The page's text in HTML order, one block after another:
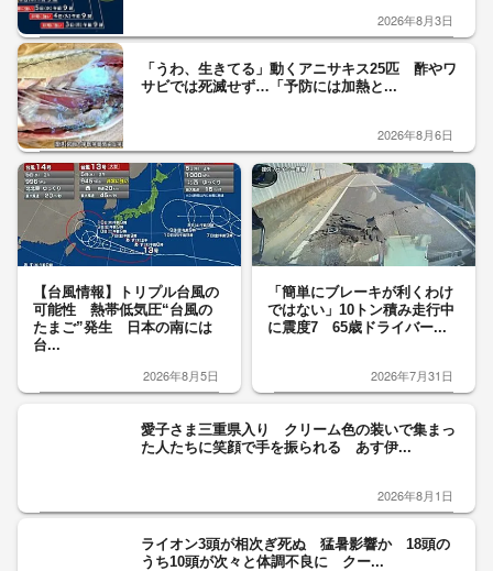
2026年8月3日
「うわ、生きてる」動くアニサキス25匹 酢やワ
サビでは死滅せず…「予防には加熱と...
2026年8月6日
【台風情報】トリプル台風の
可能性 熱帯低気圧“台風の
たまご”発生 日本の南には
台...
2026年8月5日
「簡単にブレーキが利くわけ
ではない」10トン積み走行中
に震度7 65歳ドライバー...
2026年7月31日
愛子さま三重県入り クリーム色の装いで集まっ
た人たちに笑顔で手を振られる あす伊...
2026年8月1日
ライオン3頭が相次ぎ死ぬ 猛暑影響か 18頭の
うち10頭が次々と体調不良に クー...